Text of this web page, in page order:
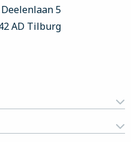
Deelenlaan 5
AD Tilburg